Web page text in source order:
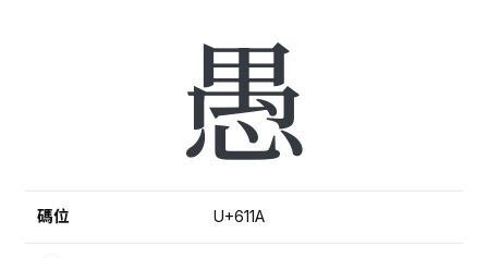
愚
碼位 U+611A